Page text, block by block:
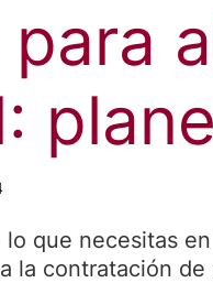
que necesitas
la contratación de